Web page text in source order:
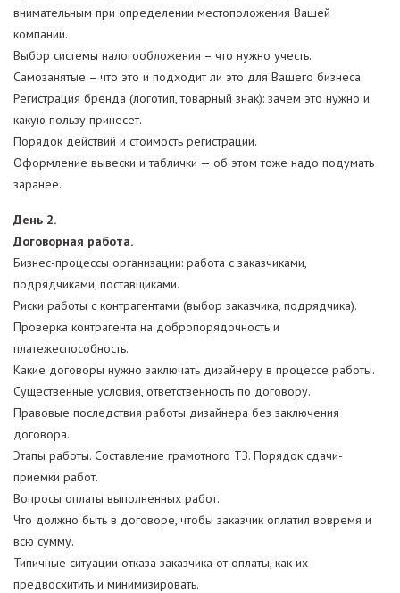
внимательным при определении местоположения Вашей
компании.
Выбор системы налогообложения – что нужно учесть.
Самозанятые – что это и подходит ли это для Вашего бизнеса.
Регистрация бренда (логотип, товарный знак): зачем это нужно и
какую пользу принесет.
Порядок действий и стоимость регистрации.
Оформление вывески и таблички — об этом тоже надо подумать
заранее.
День 2.
Договорная работа.
Бизнес-процессы организации: работа с заказчиками,
подрядчиками, поставщиками.
Риски работы с контрагентами (выбор заказчика, подрядчика).
Проверка контрагента на добропорядочность и
платежеспособность.
Какие договоры нужно заключать дизайнеру в процессе работы.
Существенные условия, ответственность по договору.
Правовые последствия работы дизайнера без заключения
договора.
Этапы работы. Составление грамотного ТЗ. Порядок сдачи-
приемки работ.
Вопросы оплаты выполненных работ.
Что должно быть в договоре, чтобы заказчик оплатил вовремя и
всю сумму.
Типичные ситуации отказа заказчика от оплаты, как их
предвосхитить и минимизировать.